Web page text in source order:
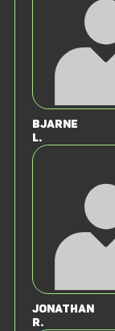
Bjarne
L.
Jonathan
R.